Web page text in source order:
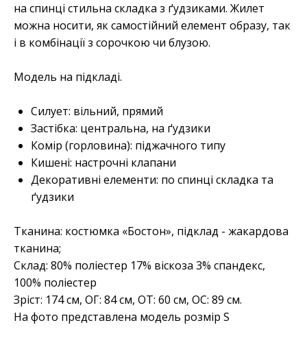
на спинці стильна складка з ґудзиками. Жилет
можна носити, як самостійний елемент образу, так
і в комбінації з сорочкою чи блузою.
Модель на підкладі.
Силует: вільний, прямий
Застібка: центральна, на ґудзики
Комір (горловина): піджачного типу
Кишені: настрочні клапани
Декоративні елементи: по спинці складка та
ґудзики
Тканина: костюмка «Бостон», підклад - жакардова
тканина;
Склад: 80% поліестер 17% віскоза 3% спандекс,
100% поліестер
Зріст: 174 см, ОГ: 84 см, ОТ: 60 см, ОС: 89 см.
На фото представлена модель розмір S